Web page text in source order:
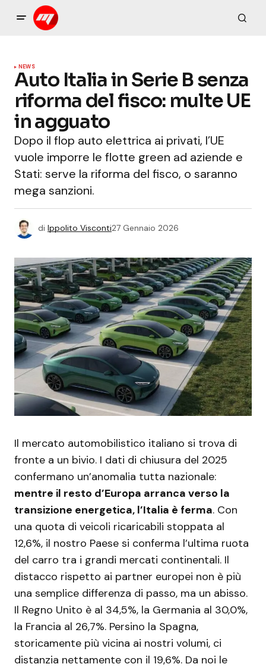
NEWS
Auto Italia in Serie B senza
riforma del fisco: multe UE
in agguato
Dopo il flop auto elettrica ai privati, l’UE
vuole imporre le flotte green ad aziende e
Stati: serve la riforma del fisco, o saranno
mega sanzioni.
di Ippolito Visconti27 Gennaio 2026
Il mercato automobilistico italiano si trova di
fronte a un bivio. I dati di chiusura del 2025
confermano un’anomalia tutta nazionale:
mentre il resto d’Europa arranca verso la
transizione energetica, l’Italia è ferma. Con
una quota di veicoli ricaricabili stoppata al
12,6%, il nostro Paese si conferma l’ultima ruota
del carro tra i grandi mercati continentali. Il
distacco rispetto ai partner europei non è più
una semplice differenza di passo, ma un abisso.
Il Regno Unito è al 34,5%, la Germania al 30,0%,
la Francia al 26,7%. Persino la Spagna,
storicamente più vicina ai nostri volumi, ci
distanzia nettamente con il 19,6%. Da noi le